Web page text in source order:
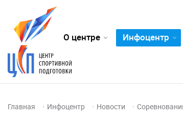
О центре Инфоцентр
Главная Инфоцентр Новости